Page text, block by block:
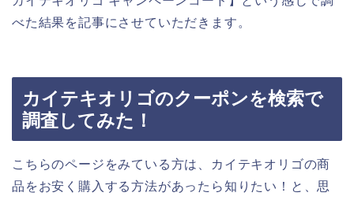
べた結果を記事にさせていただきます。
カイテキオリゴのクーポンを検索で
調査してみた！
こちらのページをみている方は、カイテキオリゴの商
品をお安く購入する方法があったら知りたい！と、思